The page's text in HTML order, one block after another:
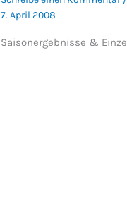
7. April 2008
Saisonergebnisse &